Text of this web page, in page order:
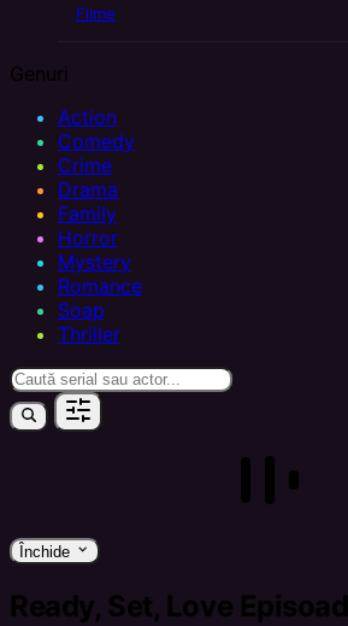
Filme
Genuri
Action
Comedy
Crime
Drama
Family
Horror
Mystery
Romance
Soap
Thriller
Închide keyboard_arrow_down
Ready, Set, Love